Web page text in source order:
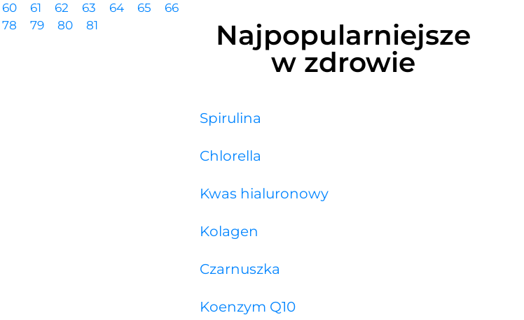
60 61 62 63 64 65
66
78 79 80 81
Najpopularniejsze
w zdrowie
Spirulina
Chlorella
Kwas hialuronowy
Kolagen
Czarnuszka
Koenzym Q10